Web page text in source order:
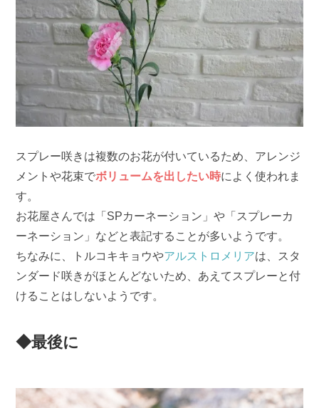
スプレー咲きは複数のお花が付いているため、アレンジ
メントや花束でボリュームを出したい時によく使われま
す。
お花屋さんでは「SPカーネーション」や「スプレーカ
ーネーション」などと表記することが多いようです。
ちなみに、トルコキキョウやアルストロメリアは、スタ
ンダード咲きがほとんどないため、あえてスプレーと付
けることはしないようです。
◆最後に